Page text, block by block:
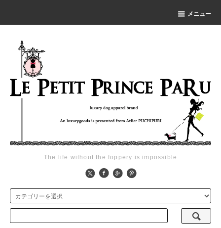
メニュー
The life without the foppery is impossible